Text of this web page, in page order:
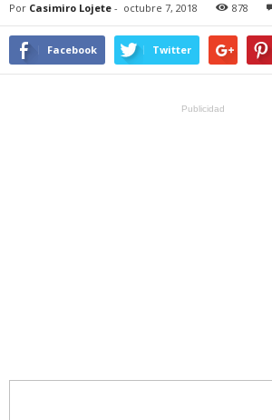
Por Casimiro Lojete - octubre 7, 2018 878
Facebook Twitter
Publicidad